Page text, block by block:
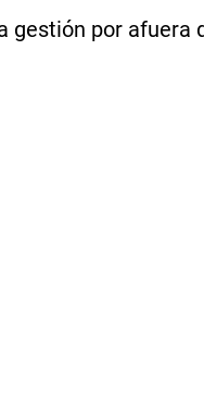
gestión por afuera